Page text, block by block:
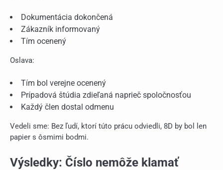
Dokumentácia dokončená
Zákazník informovaný
Tím ocenený
Oslava:
Tím bol verejne ocenený
Prípadová štúdia zdieľaná naprieč spoločnosťou
Každý člen dostal odmenu
Vedeli sme: Bez ľudí, ktorí túto prácu odviedli, 8D by bol len
papier s ôsmimi bodmi.
Výsledky: Číslo nemôže klamať